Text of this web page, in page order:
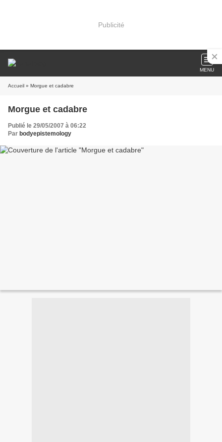
Publicité
MENU
Accueil » Morgue et cadabre
Morgue et cadabre
Publié le 29/05/2007 à 06:22
Par bodyepistemology